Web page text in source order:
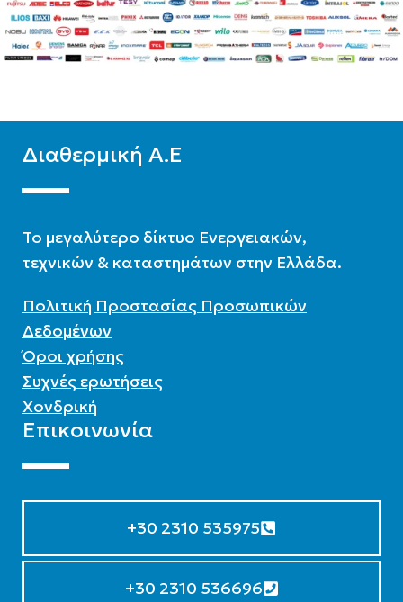
Διαθερμική Α.Ε
To μεγαλύτερο δίκτυο Ενεργειακών,
τεχνικών & καταστημάτων στην Ελλάδα.
Πολιτική Προστασίας Προσωπικών
Δεδομένων
Όροι χρήσης
Συχνές ερωτήσεις
Χονδρική
Επικοινωνία
+30 2310 535975
+30 2310 536696